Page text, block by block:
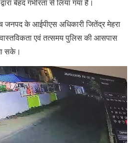
बेहद गंभीरता से लिया गया है।
जनपद के आईपीएस अधिकारी जितेंद्र मेहरा
एवं तत्समय पुलिस की आसपास
सके।